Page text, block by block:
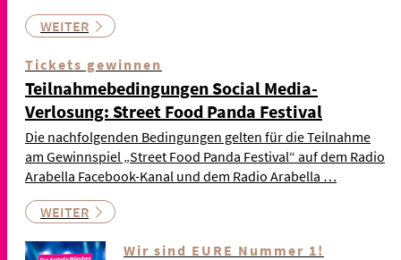
WEITER
Tickets gewinnen
Teilnahmebedingungen Social Media-
Verlosung: Street Food Panda Festival
Die nachfolgenden Bedingungen gelten für die Teilnahme
am Gewinnspiel „Street Food Panda Festival“ auf dem Radio
Arabella Facebook-Kanal und dem Radio Arabella …
WEITER
Wir sind EURE Nummer 1!